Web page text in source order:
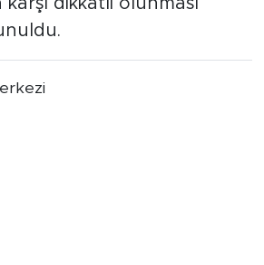
dikkatli olunması